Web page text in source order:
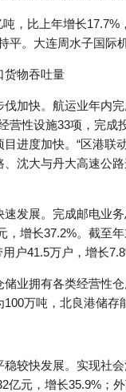
，比上年增长
平。大连周水子国际
物吞吐量
加快。航运业年内
营性设施33项，完
进度加快。“区港
沈大与丹大高速公
发展。完成邮电业
，增长37.2%。截至
户41.5万户，增长
业拥有各类经营性
万吨，北良港储存
较快发展。实现社
亿元，增长35.9%；